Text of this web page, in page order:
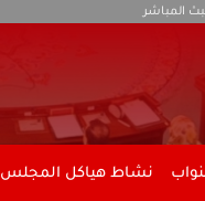
المباشر
نشاط هياكل المجلس